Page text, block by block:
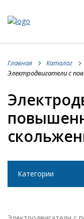
Главная Каталог
Электродвигатели с
Категории